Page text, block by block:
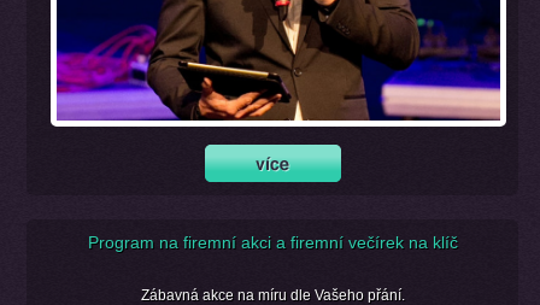
Program na firemní akci a firemní večírek na klíč
Zábavná akce na míru dle Vašeho přání.